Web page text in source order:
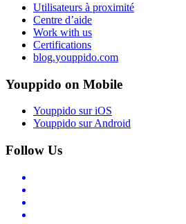
Utilisateurs à proximité
Centre d’aide
Work with us
Certifications
blog.youppido.com
Youppido on Mobile
Youppido sur iOS
Youppido sur Android
Follow Us